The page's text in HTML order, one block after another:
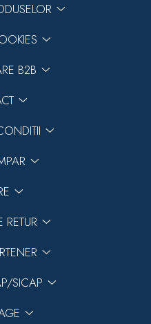
B2B
RETUR
SICAP